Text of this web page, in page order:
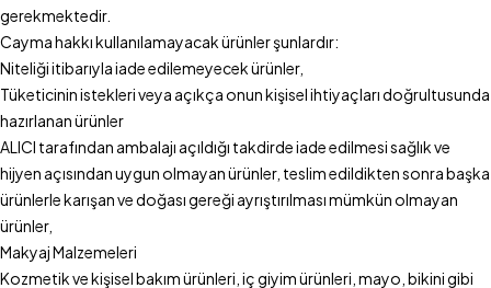
gerekmektedir.
Cayma hakkı kullanılamayacak ürünler şunlardır:
Niteliği itibarıyla iade edilemeyecek ürünler,
Tüketicinin istekleri veya açıkça onun kişisel ihtiyaçları doğrultusunda
hazırlanan ürünler
ALICI tarafından ambalajı açıldığı takdirde iade edilmesi sağlık ve
hijyen açısından uygun olmayan ürünler, teslim edildikten sonra başka
ürünlerle karışan ve doğası gereği ayrıştırılması mümkün olmayan
ürünler,
Makyaj Malzemeleri
Kozmetik ve kişisel bakım ürünleri, iç giyim ürünleri, mayo, bikini gibi